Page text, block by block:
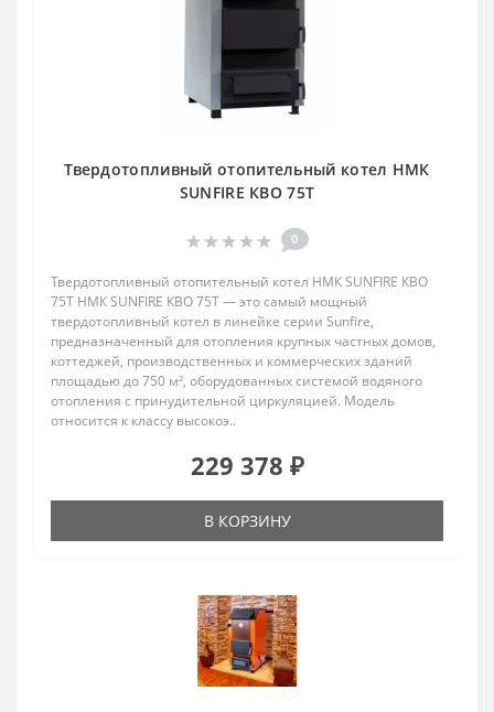
Твердотопливный отопительный котел НМК
SUNFIRE КВО 75Т
0
Твердотопливный отопительный котел НМК SUNFIRE КВО
75Т НМК SUNFIRE КВО 75Т — это самый мощный
твердотопливный котел в линейке серии Sunfire,
предназначенный для отопления крупных частных домов,
коттеджей, производственных и коммерческих зданий
площадью до 750 м², оборудованных системой водяного
отопления с принудительной циркуляцией. Модель
относится к классу высокоэ..
229 378 ₽
В КОРЗИНУ